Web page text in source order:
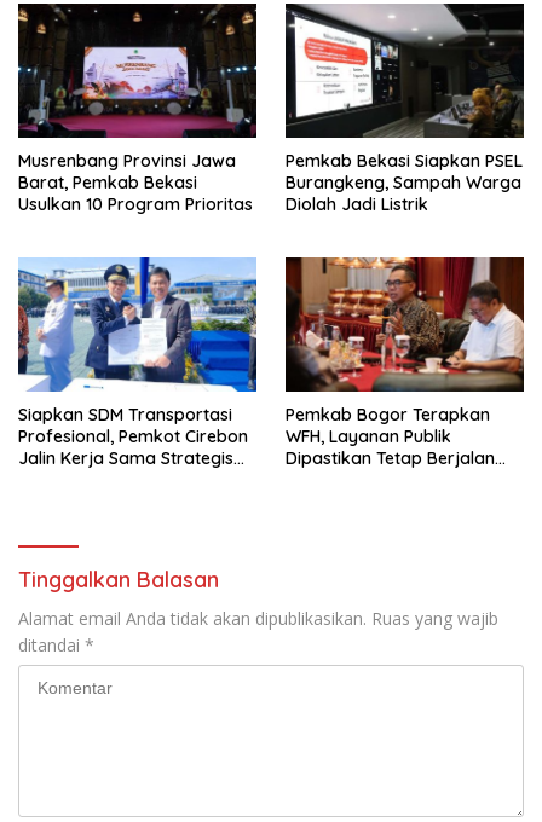
Musrenbang Provinsi Jawa
Barat, Pemkab Bekasi
Usulkan 10 Program Prioritas
Pemkab Bekasi Siapkan PSEL
Burangkeng, Sampah Warga
Diolah Jadi Listrik
Siapkan SDM Transportasi
Profesional, Pemkot Cirebon
Jalin Kerja Sama Strategis
Pemkab Bogor Terapkan
WFH, Layanan Publik
Dipastikan Tetap Berjalan
Tinggalkan Balasan
Alamat email Anda tidak akan dipublikasikan. Ruas yang wajib
ditandai *